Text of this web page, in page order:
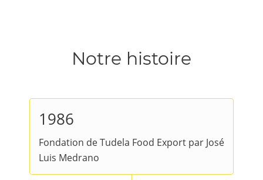
Notre histoire
1986
Fondation de Tudela Food Export par José
Luis Medrano